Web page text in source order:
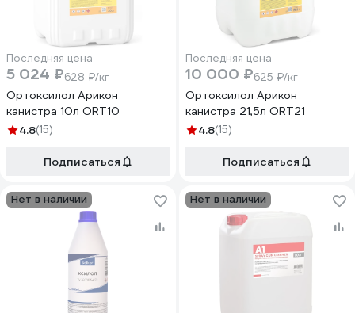
Последняя цена
5 024 ₽628 ₽/кг
Ортоксилол Арикон
канистра 10л ORT10
4.8(15)
Подписаться
Последняя цена
10 000 ₽625 ₽/кг
Ортоксилол Арикон
канистра 21,5л ORT21
4.8(15)
Подписаться
Нет в наличии Нет в наличии